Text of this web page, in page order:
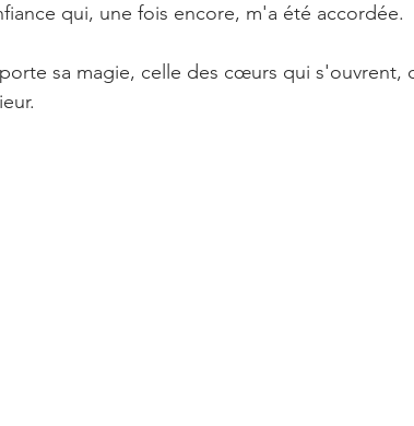
qui, une fois encore, m'a été accordée.
sa magie, celle des cœurs qui s'ouvrent,